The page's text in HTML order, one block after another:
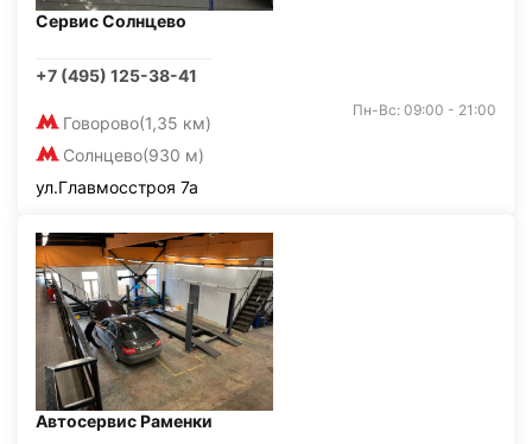
Сервис Солнцево
+7 (495) 125-38-41
Говорово(1,35 км)
Солнцево(930 м)
Пн-Вс: 09:00 - 21:00
ул.Главмосстроя 7а
Автосервис Раменки